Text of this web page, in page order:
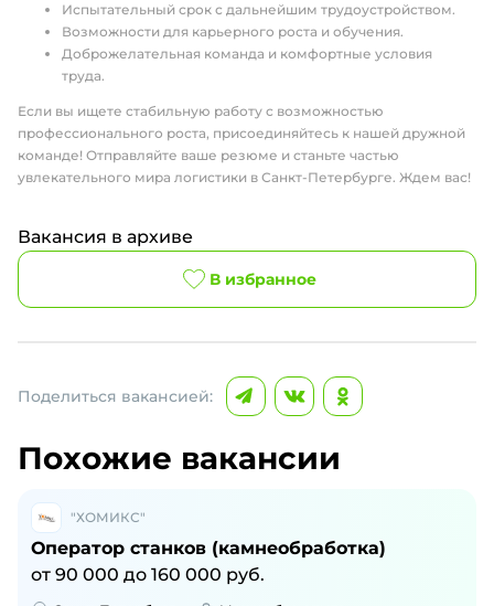
Испытательный срок с дальнейшим трудоустройством.
Возможности для карьерного роста и обучения.
Доброжелательная команда и комфортные условия
труда.
Если вы ищете стабильную работу с возможностью
профессионального роста, присоединяйтесь к нашей дружной
команде! Отправляйте ваше резюме и станьте частью
увлекательного мира логистики в Санкт-Петербурге. Ждем вас!
Вакансия в архиве
В избранное
Поделиться вакансией:
Похожие вакансии
"ХОМИКС"
Оператор станков (камнеобработка)
от 90 000 до 160 000 руб.